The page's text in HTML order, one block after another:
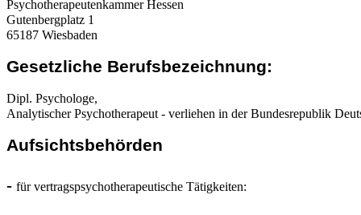
Psychotherapeutenkammer Hessen
Gutenbergplatz 1
65187 Wiesbaden
Gesetzliche Berufsbezeichnung:
Dipl. Psychologe,
Analytischer Psychotherapeut - verliehen in der Bundesrepublik
Aufsichtsbehörden
- für vertragspsychotherapeutische Tätigkeiten: